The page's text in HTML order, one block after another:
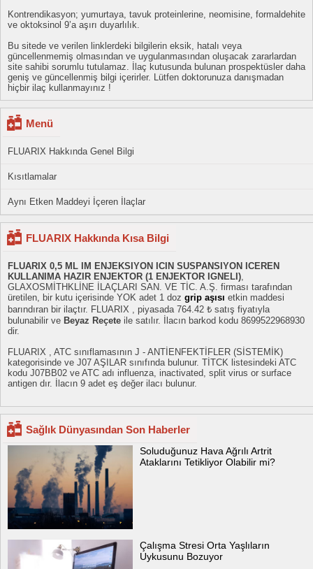
Kontrendikasyon; yumurtaya, tavuk proteinlerine, neomisine, formaldehite
ve oktoksinol 9’a aşırı duyarlılık.
Bu sitede ve verilen linklerdeki bilgilerin eksik, hatalı veya
güncellenmemiş olmasından ve uygulanmasından oluşacak zararlardan
site sahibi sorumlu tutulamaz. İlaç kutusunda bulunan prospektüsler daha
geniş ve güncellenmiş bilgi içerirler. Lütfen doktorunuza danışmadan
hiçbir ilaç kullanmayınız !
Menü
FLUARIX Hakkında Genel Bilgi
Kısıtlamalar
Aynı Etken Maddeyi İçeren İlaçlar
FLUARIX Hakkında Kısa Bilgi
FLUARIX 0,5 ML IM ENJEKSIYON ICIN SUSPANSIYON ICEREN
KULLANIMA HAZIR ENJEKTOR (1 ENJEKTOR IGNELI),
GLAXOSMİTHKLİNE İLAÇLARI SAN. VE TİC. A.Ş. firması tarafından
üretilen, bir kutu içerisinde YOK adet 1 doz grip aşısı etkin maddesi
barındıran bir ilaçtır. FLUARIX , piyasada 764.42 ₺ satış fiyatıyla
bulunabilir ve Beyaz Reçete ile satılır. İlacın barkod kodu 8699522968930
dir.
FLUARIX , ATC sınıflamasının J - ANTİENFEKTİFLER (SİSTEMİK)
kategorisinde ve J07 AŞILAR sınıfında bulunur. TİTCK listesindeki ATC
kodu J07BB02 ve ATC adı influenza, inactivated, split virus or surface
antigen dır. İlacın 9 adet eş değer ilacı bulunur.
Sağlık Dünyasından Son Haberler
Soluduğunuz Hava Ağrılı Artrit
Ataklarını Tetikliyor Olabilir mi?
Çalışma Stresi Orta Yaşlıların
Uykusunu Bozuyor